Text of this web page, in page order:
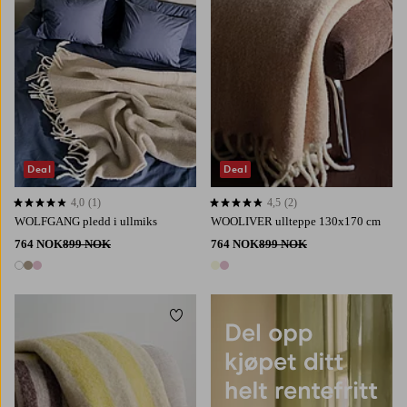
WOLFGANG pledd i ullmiks
764 NOK899 NOK
3 farger
4,0 basert på 1 karaktergivninger
4,0 (1)
Deal
WOOLIVER ullteppe 130x170 cm
764 NOK899 NOK
2 farger
4,5 basert på 2 karaktergivninger
4,5 (2)
Deal
Legg til favoritter